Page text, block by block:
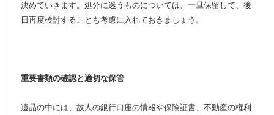
決めていきます。処分に迷うものについては、一旦保留して、後
日再度検討することも考慮に入れておきましょう。
重要書類の確認と適切な保管
遺品の中には、故人の銀行口座の情報や保険証書、不動産の権利